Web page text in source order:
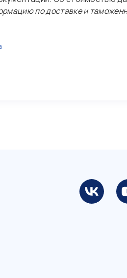
по доставке и